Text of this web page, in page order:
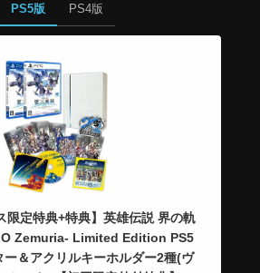
PS5版 PS4版
限定特典+特典】英雄伝説 界の軌
Zemuria- Limited Edition PS5
ー＆アクリルキーホルダー2種(ヴ